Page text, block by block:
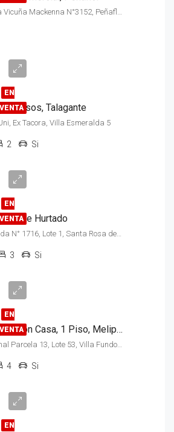
Calle Avenida Vicuña Mackenna N°3152, Peñaflor
EN
VENTA2 Pisos, Talagante
Ex Tacora, Villa Esmeralda 5
2 Si
EN
VENTA
Padre Hurtado
Tercera Avenida N° 1716, Lote 1, Santa Rosa de Chena, Padre Hurtado
3 Si
EN
VENTA
Venta, Parcela con Casa, 1 Piso, Melipilla
Calle El Limonal Parcela 13, Lote 53, Villa Fundo Rumay
4 Si
EN